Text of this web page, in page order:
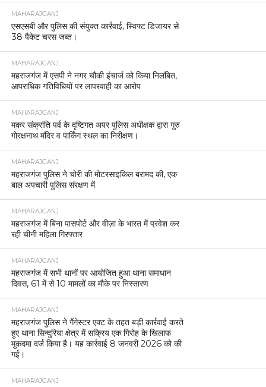
MAHARAJGANJ
एसएसबी और पुलिस की संयुक्त कार्रवाई, स्विफ्ट डिजायर से
38 पैकेट चरस जब्त।
MAHARAJGANJ
महराजगंज में एसपी ने नगर चौकी इंचार्ज को किया निलंबित,
आपराधिक गतिविधियों पर लापरवाही का आरोप
MAHARAJGANJ
मकर संक्रांति पर्व के दृष्टिगत अपर पुलिस अधीक्षक द्वारा गुरु
गोरक्षनाथ मंदिर व पार्किंग स्थल का निरीक्षण।
MAHARAJGANJ
महराजगंज पुलिस ने चोरी की मोटरसाइकिल बरामद की, एक
बाल अपचारी पुलिस संरक्षण में
MAHARAJGANJ
महराजगंज में बिना पासपोर्ट और वीज़ा के भारत में प्रवेश कर
रही चीनी महिला गिरफ्तार
MAHARAJGANJ
महराजगंज में सभी थानों पर आयोजित हुआ थाना समाधान
दिवस, 61 में से 10 मामलों का मौके पर निस्तारण
MAHARAJGANJ
महराजगंज पुलिस ने गैंगेस्टर एक्ट के तहत बड़ी कार्रवाई करते
हुए थाना सिन्दुरिया क्षेत्र में सक्रिय एक गिरोह के खिलाफ
मुकदमा दर्ज किया है। यह कार्रवाई 8 जनवरी 2026 को की
गई।
MAHARAJGANJ